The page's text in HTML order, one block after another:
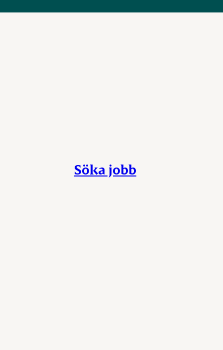
Söka jobb